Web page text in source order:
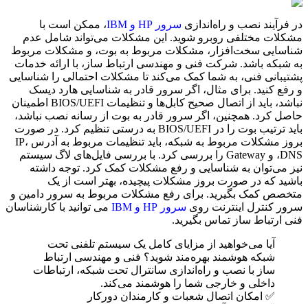
در فرآیند نصب و راه‌اندازی سرور HP و IBM
، ممکن است با
مشکلات مختلفی روبرو شوید. این مشکلات می‌تواند شامل عدم
شناسایی سخت‌افزار، مشکلات مربوط به بوت، و مشکلات مربوط
به شبکه باشد. شرکت فنی و مهندسی ارتباط ساز، با ارائه خدمات
پشتیبانی فنی، به شما کمک می‌کند تا مشکلات احتمالی را شناسایی
و رفع کنید. برای مثال، اگر سرور قادر به شناسایی هارد دیسک
نباشد، باید از اتصال صحیح کابل‌ها و تنظیمات BIOS/UEFI اطمینان
حاصل کرد. همچنین، اگر سرور قادر به بوت از رسانه نصب نباشد،
باید ترتیب بوت را در BIOS/UEFI به درستی تنظیم کرد. در صورت
بروز مشکلات مربوط به شبکه، باید تنظیمات مربوط به آدرس IP،
DNS، و Gateway را بررسی کرد. با بررسی فایل‌های لاگ سیستم
نیز می‌توان به شناسایی و رفع مشکلات کمک کرد. توجه داشته
باشید که در صورت بروز مشکلات پیچیده، بهتر است از یک
متخصص کمک بگیرید. برای رفع مشکلات مربوط به سرور دامین و
سرور کنترل اینترنت روی سرور HP و IBM
می توانید با کارشناسان
فنی ارتباط ساز تماس بگیرید.
آیا می‌خواهید از مزایای کامل یک سیستم تلفنی تحت
شبکه هوشمند بهره‌مند شوید؟ فنی و مهندسی ارتباط
ساز با نصب و راه‌اندازی سانترال تحت شبکه، ارتباطات
داخلی و خارجی شما را هوشمند می‌کند.
✅ امکان اتصال شعبات و کارمندان دورکار